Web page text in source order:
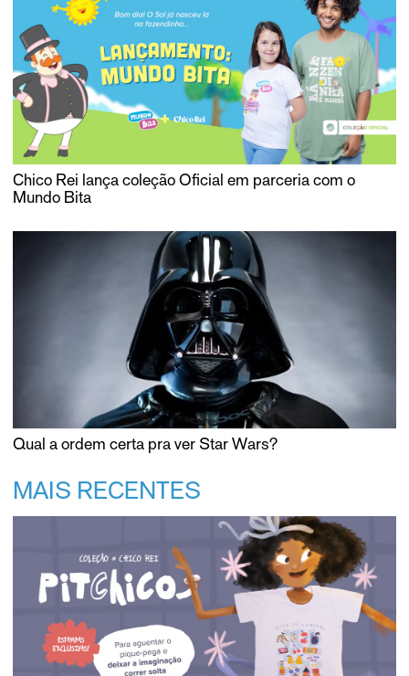
Chico Rei lança coleção Oficial em parceria com o
Mundo Bita
Qual a ordem certa pra ver Star Wars?
MAIS RECENTES